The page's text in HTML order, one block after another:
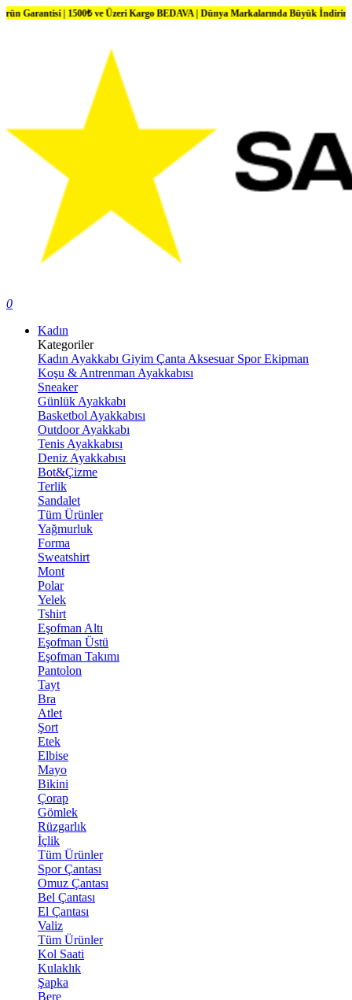
1500₺ ve Üzeri Kargo BEDAVA | Dünya Markalarında Büyük İndirimler
0
Kadın
Kategoriler
Kadın Ayakkabı Giyim Çanta Aksesuar Spor Ekipman
Koşu & Antrenman Ayakkabısı
Sneaker
Günlük Ayakkabı
Basketbol Ayakkabısı
Outdoor Ayakkabı
Tenis Ayakkabısı
Deniz Ayakkabısı
Bot&Çizme
Terlik
Sandalet
Tüm Ürünler
Yağmurluk
Forma
Sweatshirt
Mont
Polar
Yelek
Tshirt
Eşofman Altı
Eşofman Üstü
Eşofman Takımı
Pantolon
Tayt
Bra
Atlet
Şort
Etek
Elbise
Mayo
Bikini
Çorap
Gömlek
Rüzgarlık
İçlik
Tüm Ürünler
Spor Çantası
Omuz Çantası
Bel Çantası
El Çantası
Valiz
Tüm Ürünler
Kol Saati
Kulaklık
Şapka
Bere